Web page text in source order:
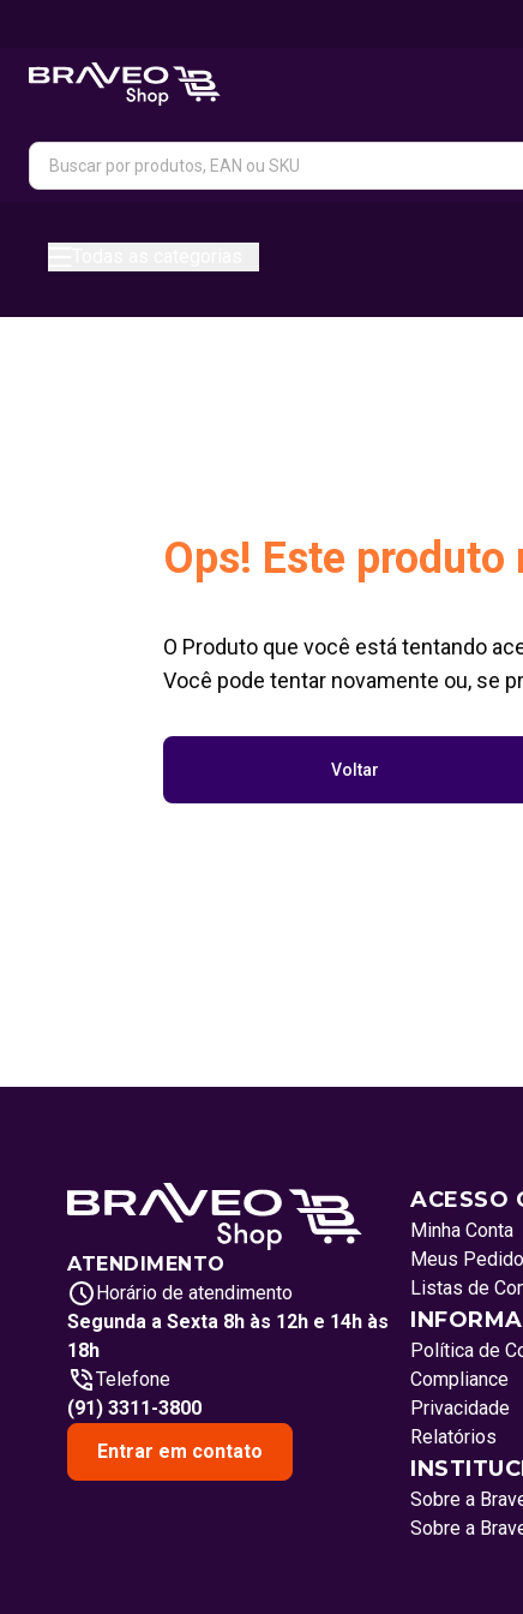
Ops! Este
O Produto que você está tentando
Você pode tentar novamente ou, se
Voltar
ATENDIMENTO
Horário de atendimento
Segunda a Sexta 8h às 12h e 14h às
18h
Telefone
(91) 3311-3800
Entrar em contato
ACESSO
Minha Conta
Meus
Listas de
Política de
Compliance
Privacidade
Relatórios
Sobre a
Sobre a